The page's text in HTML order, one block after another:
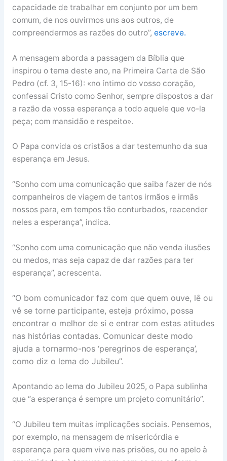
capacidade de trabalhar em conjunto por um bem
comum, de nos ouvirmos uns aos outros, de
compreendermos as razões do outro”, escreve.
A mensagem aborda a passagem da Bíblia que
inspirou o tema deste ano, na Primeira Carta de São
Pedro (cf. 3, 15-16): «no íntimo do vosso coração,
confessai Cristo como Senhor, sempre dispostos a dar
a razão da vossa esperança a todo aquele que vo-la
peça; com mansidão e respeito».
O Papa convida os cristãos a dar testemunho da sua
esperança em Jesus.
“Sonho com uma comunicação que saiba fazer de nós
companheiros de viagem de tantos irmãos e irmãs
nossos para, em tempos tão conturbados, reacender
neles a esperança”, indica.
“Sonho com uma comunicação que não venda ilusões
ou medos, mas seja capaz de dar razões para ter
esperança”, acrescenta.
“O bom comunicador faz com que quem ouve, lê ou
vê se torne participante, esteja próximo, possa
encontrar o melhor de si e entrar com estas atitudes
nas histórias contadas. Comunicar deste modo
ajuda a tornarmo-nos ‘peregrinos de esperança’,
como diz o lema do Jubileu”.
Apontando ao lema do Jubileu 2025, o Papa sublinha
que “a esperança é sempre um projeto comunitário”.
“O Jubileu tem muitas implicações sociais. Pensemos,
por exemplo, na mensagem de misericórdia e
esperança para quem vive nas prisões, ou no apelo à